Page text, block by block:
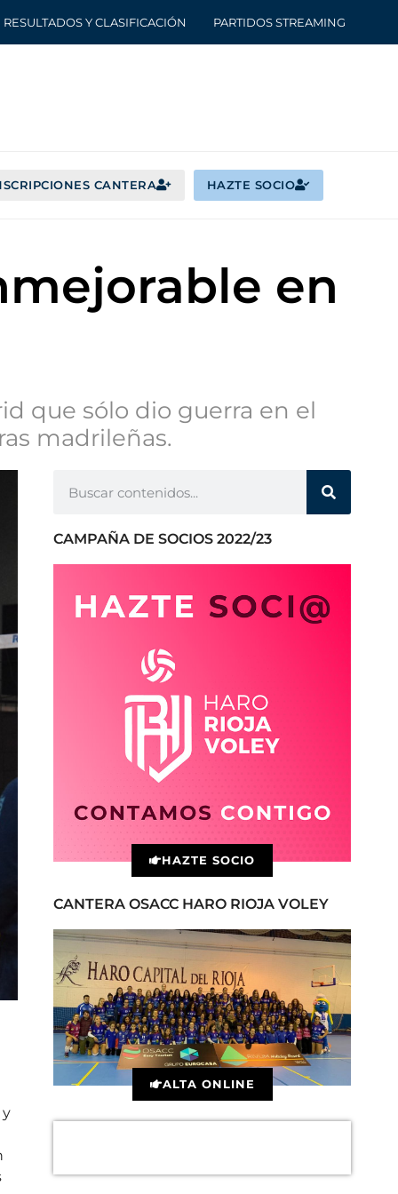
RESULTADOS Y CLASIFICACIÓN PARTIDOS STREAMING
CANTERA HAZTE SOCIO
en
que sólo dio guerra en el
madrileñas.
y
CAMPAÑA DE SOCIOS 2022/23
HAZTE SOCIO
CANTERA OSACC HARO RIOJA VOLEY
ALTA ONLINE